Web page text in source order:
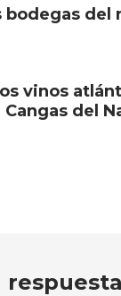
bodegas del
vinos
del
respuesta